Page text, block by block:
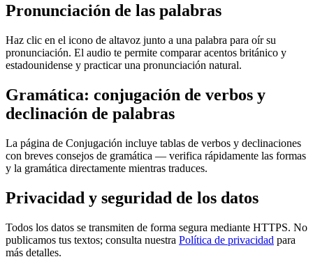
Pronunciación de las palabras
Haz clic en el icono de altavoz junto a una palabra para oír su
pronunciación. El audio te permite comparar acentos británico y
estadounidense y practicar una pronunciación natural.
Gramática: conjugación de verbos y
declinación de palabras
La página de Conjugación incluye tablas de verbos y declinaciones
con breves consejos de gramática — verifica rápidamente las formas
y la gramática directamente mientras traduces.
Privacidad y seguridad de los datos
Todos los datos se transmiten de forma segura mediante HTTPS. No
publicamos tus textos; consulta nuestra Política de privacidad para
más detalles.